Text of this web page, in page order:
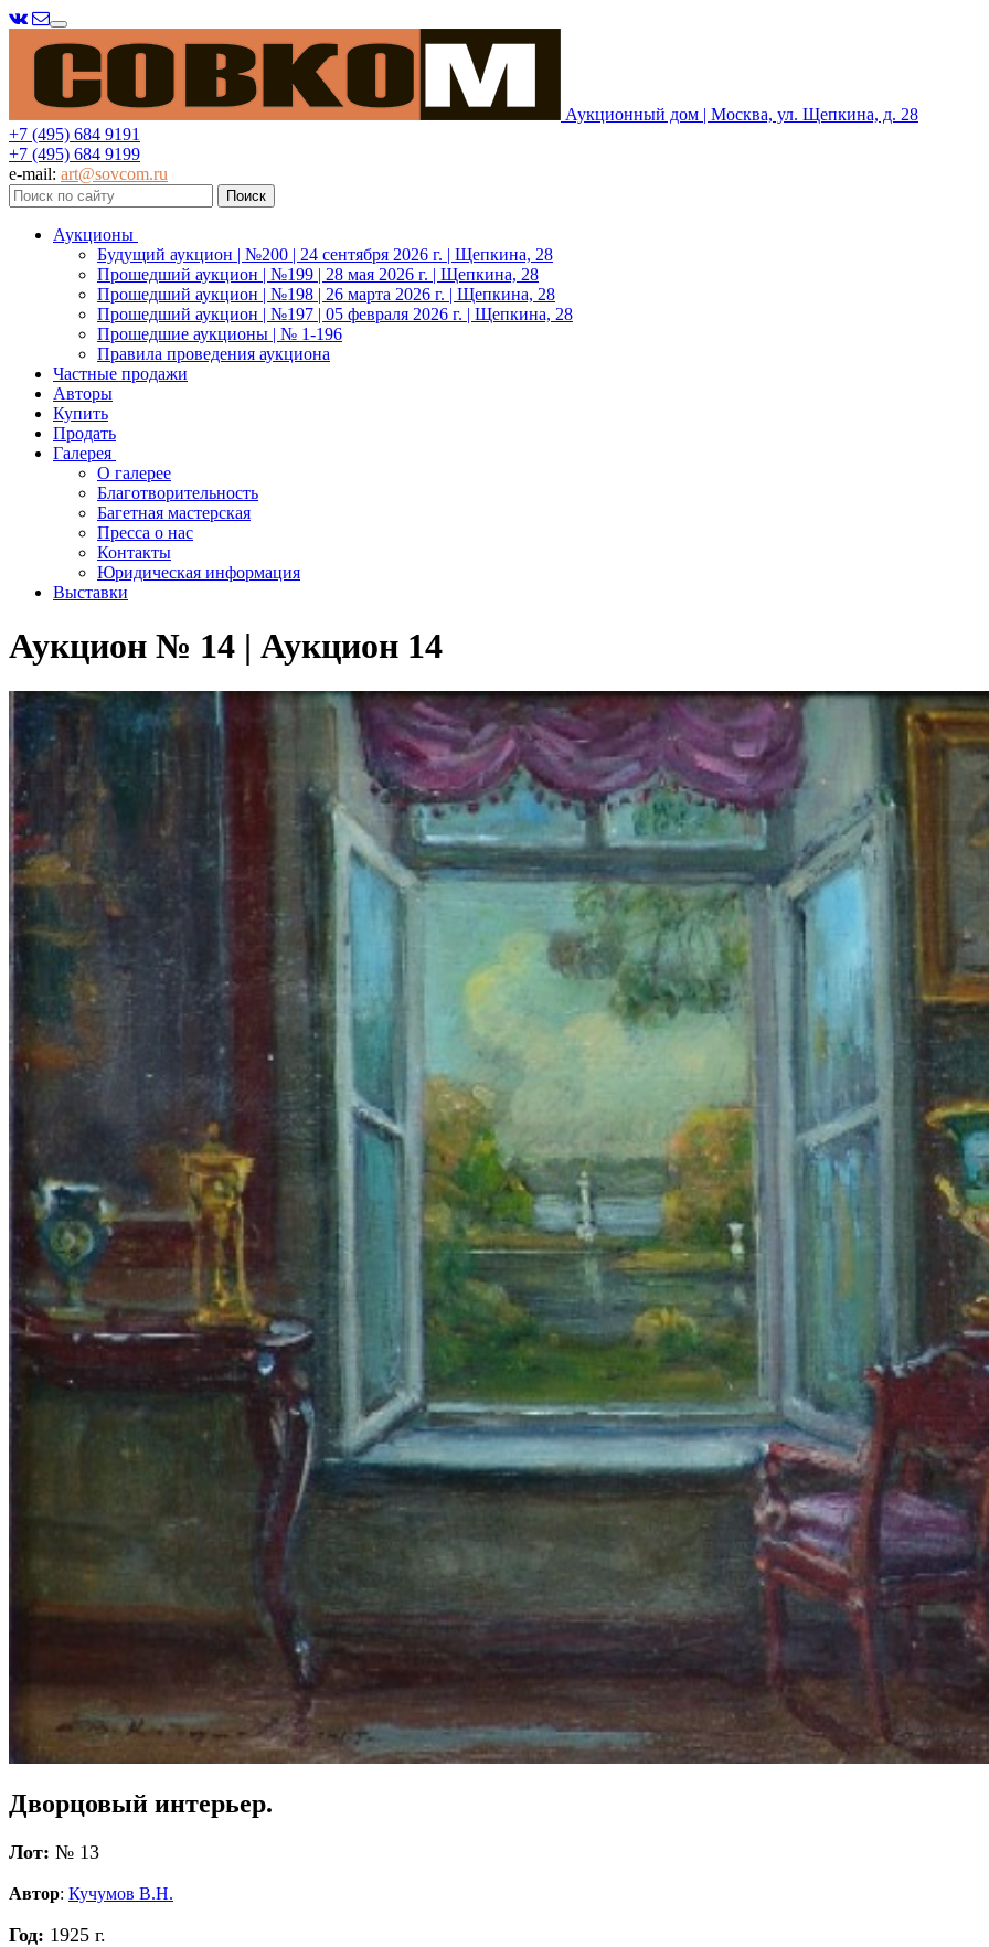
Меню
Аукционный дом | Москва, ул. Щепкина, д. 28
+7 (495) 684 9191
+7 (495) 684 9199
e-mail: art@sovcom.ru
Аукционы
Будущий аукцион | №200 | 24 сентября 2026 г. | Щепкина, 28
Прошедший аукцион | №199 | 28 мая 2026 г. | Щепкина, 28
Прошедший аукцион | №198 | 26 марта 2026 г. | Щепкина, 28
Прошедший аукцион | №197 | 05 февраля 2026 г. | Щепкина, 28
Прошедшие аукционы | № 1-196
Правила проведения аукциона
Частные продажи
Авторы
Купить
Продать
Галерея
О галерее
Благотворительность
Багетная мастерская
Пресса о нас
Контакты
Юридическая информация
Выставки
Аукцион № 14 | Аукцион 14
Дворцовый интерьер.
Лот: № 13
Автор: Кучумов В.Н.
Год: 1925 г.